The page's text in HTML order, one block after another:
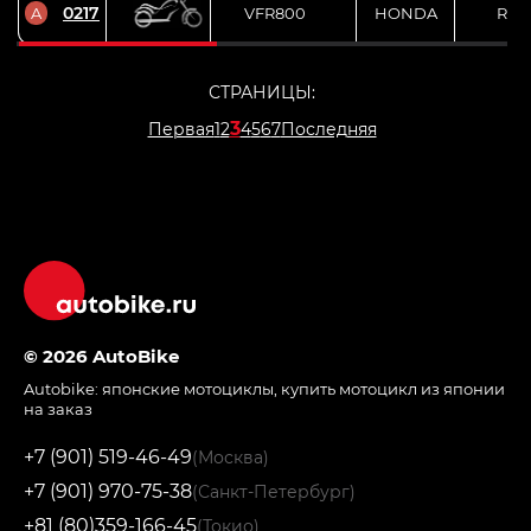
A 0217 VFR800 HONDA
СТРАНИЦЫ:
Первая1234567Последняя
© 2026 AutoBike
Autobike: японские мотоциклы, купить мотоцикл из японии
на заказ
+7 (901) 519-46-49(Москва)
+7 (901) 970-75-38(Санкт-Петербург)
+81 (80)359-166-45(Токио)